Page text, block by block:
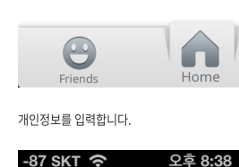
개인정보를 입력합니다.